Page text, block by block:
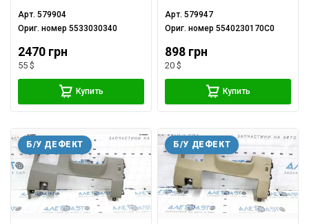
Арт.579904
Ориг. номер5533030340
2470 грн
55 $
Купить
Арт.579947
Ориг. номер5540230170C0
898 грн
20 $
Купить
Б/У ДЕФЕКТ Б/У ДЕФЕКТ